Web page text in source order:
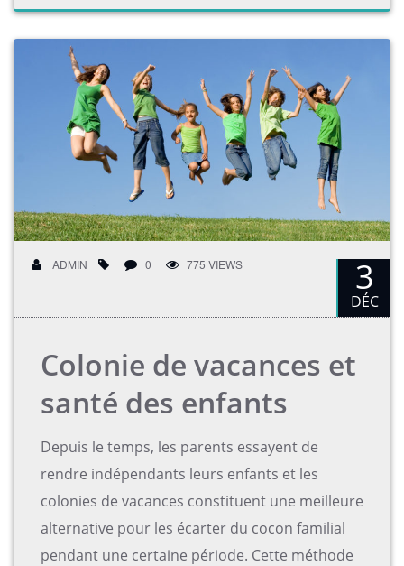
ADMIN 0 775 VIEWS 3
DÉC
Colonie de vacances et
santé des enfants
Depuis le temps, les parents essayent de
rendre indépendants leurs enfants et les
colonies de vacances constituent une meilleure
alternative pour les écarter du cocon familial
pendant une certaine période. Cette méthode